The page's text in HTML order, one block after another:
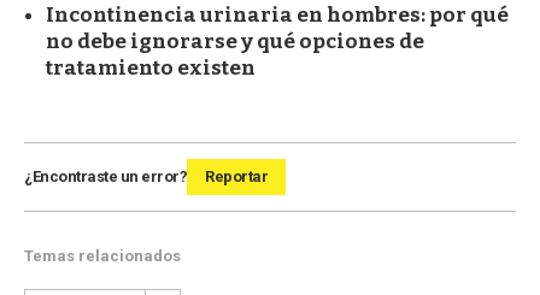
Incontinencia urinaria en hombres: por qué
no debe ignorarse y qué opciones de
tratamiento existen
¿Encontraste un error? Reportar
Temas relacionados